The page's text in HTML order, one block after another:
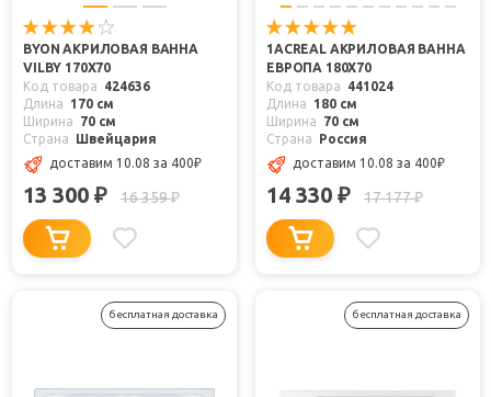
BYON АКРИЛОВАЯ ВАННА
VILBY 170Х70
Код товара
424636
Длина
170 см
Ширина
70 см
Страна
Швейцария
доставим 10.08 за 400₽
13 300 ₽ 16 359₽
1ACREAL АКРИЛОВАЯ ВАННА
ЕВРОПА 180X70
Код товара
441024
Длина
180 см
Ширина
70 см
Страна
Россия
доставим 10.08 за 400₽
14 330 ₽ 17 177₽
бесплатная доставка бесплатная доставка